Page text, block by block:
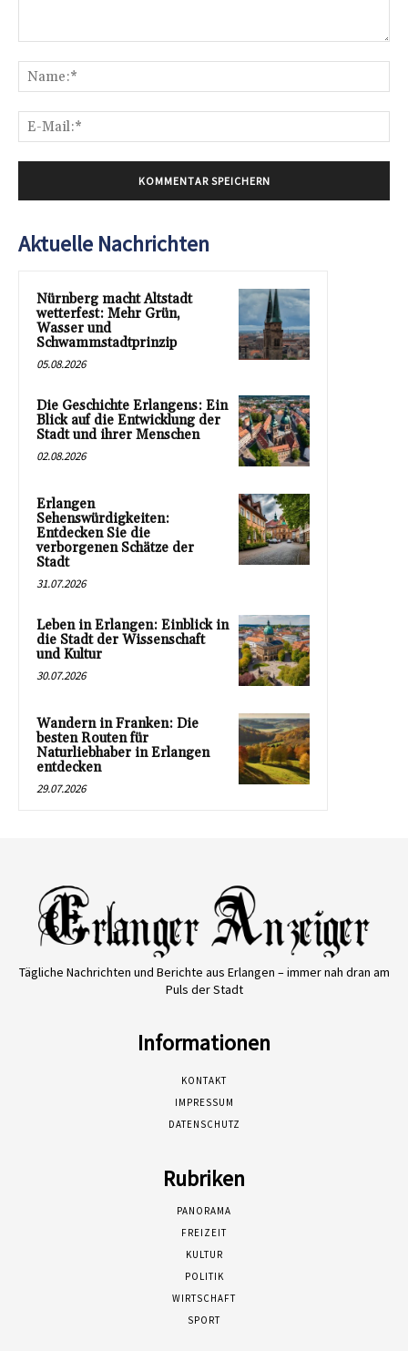
Aktuelle Nachrichten
Nürnberg macht Altstadt
wetterfest: Mehr Grün,
Wasser und
Schwammstadtprinzip
05.08.2026
Die Geschichte Erlangens: Ein
Blick auf die Entwicklung der
Stadt und ihrer Menschen
02.08.2026
Erlangen
Sehenswürdigkeiten:
Entdecken Sie die
verborgenen Schätze der
Stadt
31.07.2026
Leben in Erlangen: Einblick in
die Stadt der Wissenschaft
und Kultur
30.07.2026
Wandern in Franken: Die
besten Routen für
Naturliebhaber in Erlangen
entdecken
29.07.2026
Tägliche Nachrichten und Berichte aus Erlangen – immer nah dran am
Puls der Stadt
Informationen
KONTAKT
IMPRESSUM
DATENSCHUTZ
Rubriken
PANORAMA
FREIZEIT
KULTUR
POLITIK
WIRTSCHAFT
SPORT